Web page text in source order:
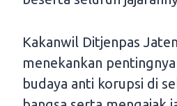
Kakanwil Ditjenpas
menekankan
budaya anti korupsi di